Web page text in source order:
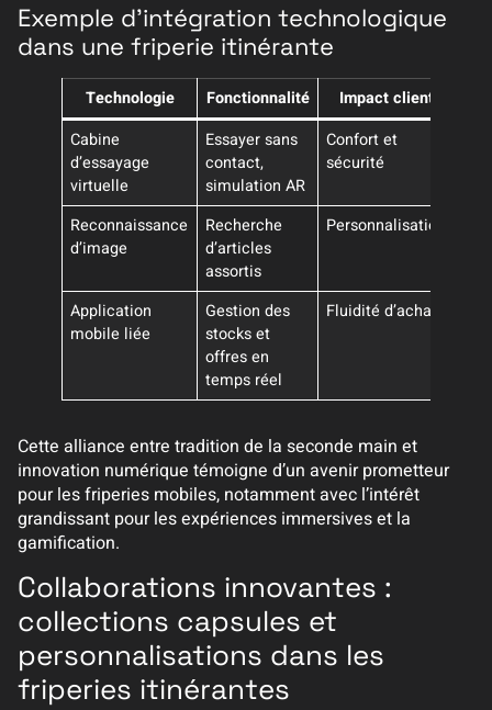
Exemple d’intégration technologique
dans une friperie itinérante
Technologie Fonctionnalité
Impact client
Cabine
d’essayage
virtuelle
Essayer sans
contact,
simulation AR
Confort et
sécurité
Reconnaissance
d’image
Recherche
d’articles
assortis
Personnalisation
Application
mobile liée
Gestion des
stocks et
offres en
temps réel
Fluidité d’achat
Cette alliance entre tradition de la seconde main et
innovation numérique témoigne d’un avenir prometteur
pour les friperies mobiles, notamment avec l’intérêt
grandissant pour les expériences immersives et la
gamification.
Collaborations innovantes :
collections capsules et
personnalisations dans les
friperies itinérantes